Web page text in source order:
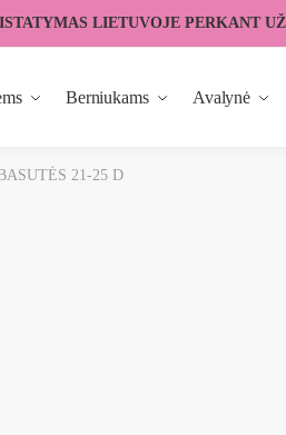
LIETUVOJE PERKANT
Berniukams Avalynė
21-25 D